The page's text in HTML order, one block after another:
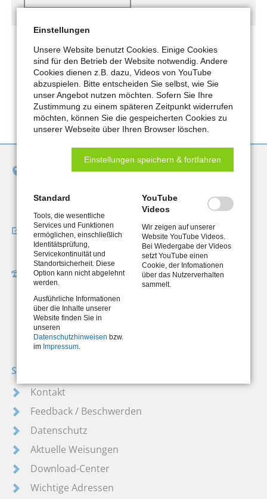
Jobcenter Remscheid
42853 Remscheid
Wegbeschreibung
So finden Sie uns
Hotline der Eingangszone
08:00 bis 12:30 Uhr
0 21 91 / 95 18 - 222
Service
Kontakt
Feedback / Beschwerden
Datenschutz
Aktuelle Weisungen
Download-Center
Wichtige Adressen
Einstellungen
Unsere Website benutzt Cookies. Einige Cookies
sind für den Betrieb der Website notwendig. Andere
Cookies dienen z.B. dazu, Videos von YouTube
abzuspielen. Bitte entscheiden Sie selbst, wie Sie
unser Angebot nutzen möchten. Sofern Sie Ihre
Zustimmung zu einem späteren Zeitpunkt widerrufen
möchten, können Sie die gespeicherten Cookies zu
unserer Webseite über Ihren Browser löschen.
Einstellungen speichern & fortfahren
Standard
Tools, die wesentliche
Services und Funktionen
ermöglichen, einschließlich
Identitätsprüfung,
Servicekontinuität und
Standortsicherheit. Diese
Option kann nicht abgelehnt
werden.
Ausführliche Informationen
über die Inhalte unserer
Website finden Sie in
unseren
Datenschutzhinweisen bzw.
im Impressum.
YouTube
Videos
Wir zeigen auf unserer
Website YouTube Videos.
Bei Wiedergabe der Videos
setzt YouTube einen
Cookie, der Infomationen
über das Nutzerverhalten
sammelt.